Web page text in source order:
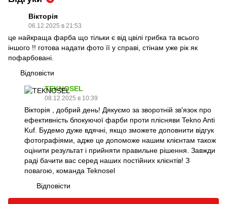
Вікторія
06.12.2025 в 21:53
це найкраща фарба що тільки є від цвілі грибка та всього
іншого !! готова надати фото її у справі, стінам уже рік як
пофарбовані.
Відповісти
TEKNOSEL
08.12.2025 в 10:39
Вікторія , добрий день! Дякуємо за зворотній зв'язок про
ефективність блокуючої фарби проти плісняви Tekno Anti
Kuf. Будемо дуже вдячні, якщо зможете доповнити відгук
фотографіями, адже це допоможе нашим клієнтам також
оцінити результат і прийняти правильне рішення. Завжди
раді бачити вас серед наших постійних клієнтів! З
повагою, команда Teknosel
Відповісти